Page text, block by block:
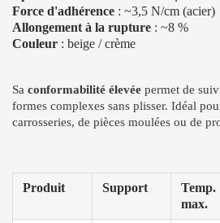
Force d'adhérence : ~3,5 N/cm (acier)
Allongement à la rupture : ~8 %
Couleur : beige / crème
Sa conformabilité élevée permet de
formes complexes sans plisser. Idéal
carrosseries, de pièces moulées ou de
Produit Support
Temp.
max.